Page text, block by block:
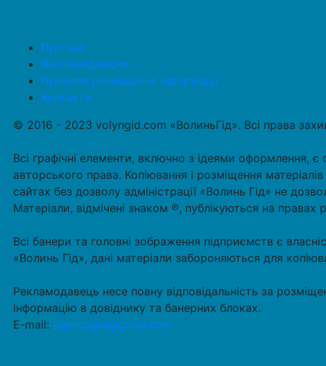
Про нас
Рекламодавцям
Правила розміщення інформації
Контакти
© 2016 - 2023 volyngid.com «ВолиньГід». Всі права
Всі графічні елементи, включно з ідеями оформлення, є
авторського права. Копіювання і розміщення
сайтах без дозволу адміністрації «Волинь Гід» не
Матеріали, відмічені знаком ℗, публікуються на правах
Всі банери та головні зображення підприємств є
«Волинь Гід», дані матеріали забороняються для
Рекламодавець несе повну відповідальність за
інформацію в довіднику та банерних блоках.
E-mail: agencygid@gmail.com